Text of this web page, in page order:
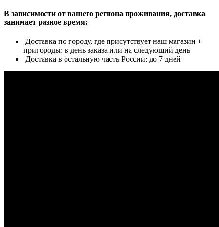
В зависимости от вашего региона проживания, доставка
занимает разное время:
Доставка по городу, где присутствует наш магазин +
пригороды: в день заказа или на следующий день
Доставка в остальную часть России: до 7 дней